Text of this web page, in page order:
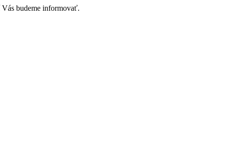
budeme informovať.